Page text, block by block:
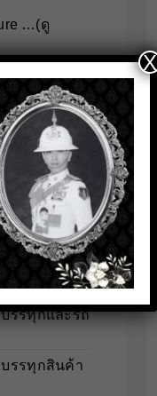
…(ดู
าพ
ารขนส่ง
…(ดู
ระบะ
บรรทุกและรถ
บรรทุกสินค้า
X